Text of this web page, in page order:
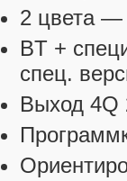
2 цвета
BT +
спец.
Выход 4Q